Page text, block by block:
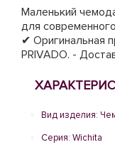
Маленький
для
✔ Оригинальная
PRIVADO. -
Вид изделия:
Серия: Wichita